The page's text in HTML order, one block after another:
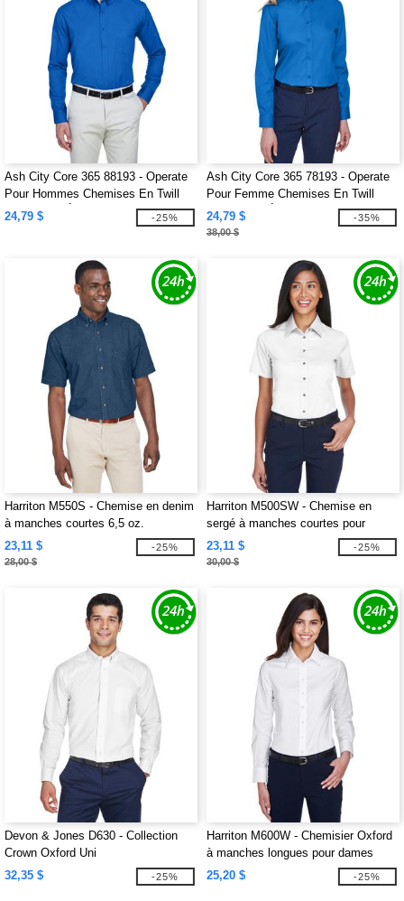
Ash City Core 365 88193 - Operate
Pour Hommes Chemises En Twill
Core 365™ À Manches Longues
24,79 $ -25%
Ash City Core 365 78193 - Operate
Pour Femme Chemises En Twill
Core 365™ À Manches Longues
24,79 $
38,00 $
-35%
Harriton M550S - Chemise en denim
à manches courtes 6,5 oz.
23,11 $
28,00 $
-25%
Harriton M500SW - Chemise en
sergé à manches courtes pour
dames Easy Blend avec traitement
anti-taches
23,11 $
30,00 $
-25%
Devon & Jones D630 - Collection
Crown Oxford Uni
32,35 $
-25%
Harriton M600W - Chemisier Oxford
à manches longues pour dames
avec traitement anti-taches
25,20 $ -25%